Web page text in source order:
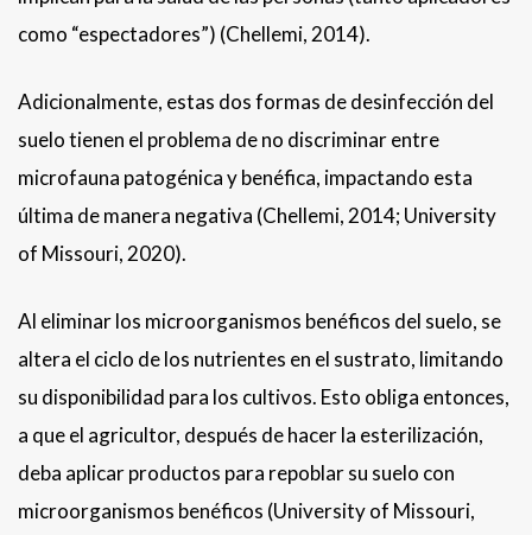
como “espectadores”) (Chellemi, 2014).
Adicionalmente, estas dos formas de desinfección del
suelo tienen el problema de no discriminar entre
microfauna patogénica y benéfica, impactando esta
última de manera negativa (Chellemi, 2014; University
of Missouri, 2020).
Al eliminar los microorganismos benéficos del suelo, se
altera el ciclo de los nutrientes en el sustrato, limitando
su disponibilidad para los cultivos. Esto obliga entonces,
a que el agricultor, después de hacer la esterilización,
deba aplicar productos para repoblar su suelo con
microorganismos benéficos (University of Missouri,